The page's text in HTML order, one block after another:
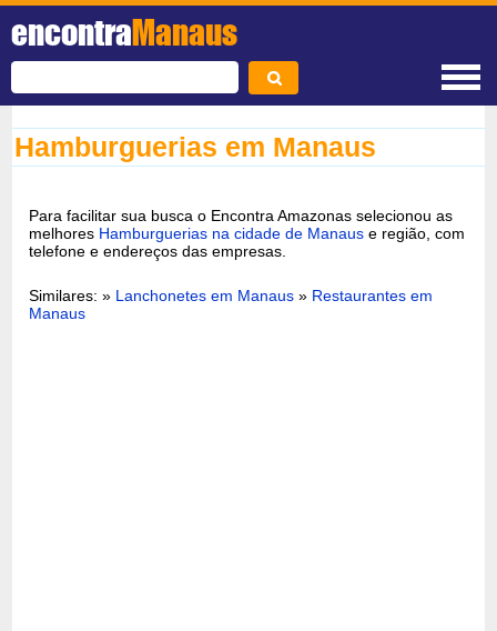
encontraManaus
Hamburguerias em Manaus
Para facilitar sua busca o Encontra Amazonas selecionou as
melhores Hamburguerias na cidade de Manaus e região, com
telefone e endereços das empresas.
Similares: » Lanchonetes em Manaus » Restaurantes em
Manaus